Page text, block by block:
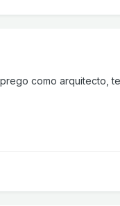
como arquitecto,